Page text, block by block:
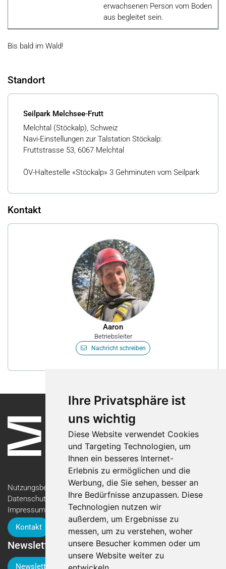
Ihre Privatsphäre ist
uns wichtig
Diese Website verwendet Cookies
und Targeting Technologien, um
Ihnen ein besseres Internet-
Erlebnis zu ermöglichen und die
Werbung, die Sie sehen, besser an
Ihre Bedürfnisse anzupassen. Diese
Technologien nutzen wir
außerdem, um Ergebnisse zu
messen, um zu verstehen, woher
unsere Besucher kommen oder um
unsere Website weiter zu
erwachsenen Person vom Boden
aus begleitet sein.
Bis bald im Wald!
Standort
Seilpark Melchsee-Frutt
Melchtal (Stöckalp), Schweiz
Navi-Einstellungen zur Talstation Stöckalp:
Fruttstrasse 53, 6067 Melchtal
ÖV-Haltestelle «Stöckalp» 3 Gehminuten vom Seilpark
Kontakt
Aaron
Betriebsleiter
Nachricht schreiben
Nutzungsbedingungen
Datenschutzerklärung
Impressum
Kontakt
Newsletter
Newsletter-Anmeldung